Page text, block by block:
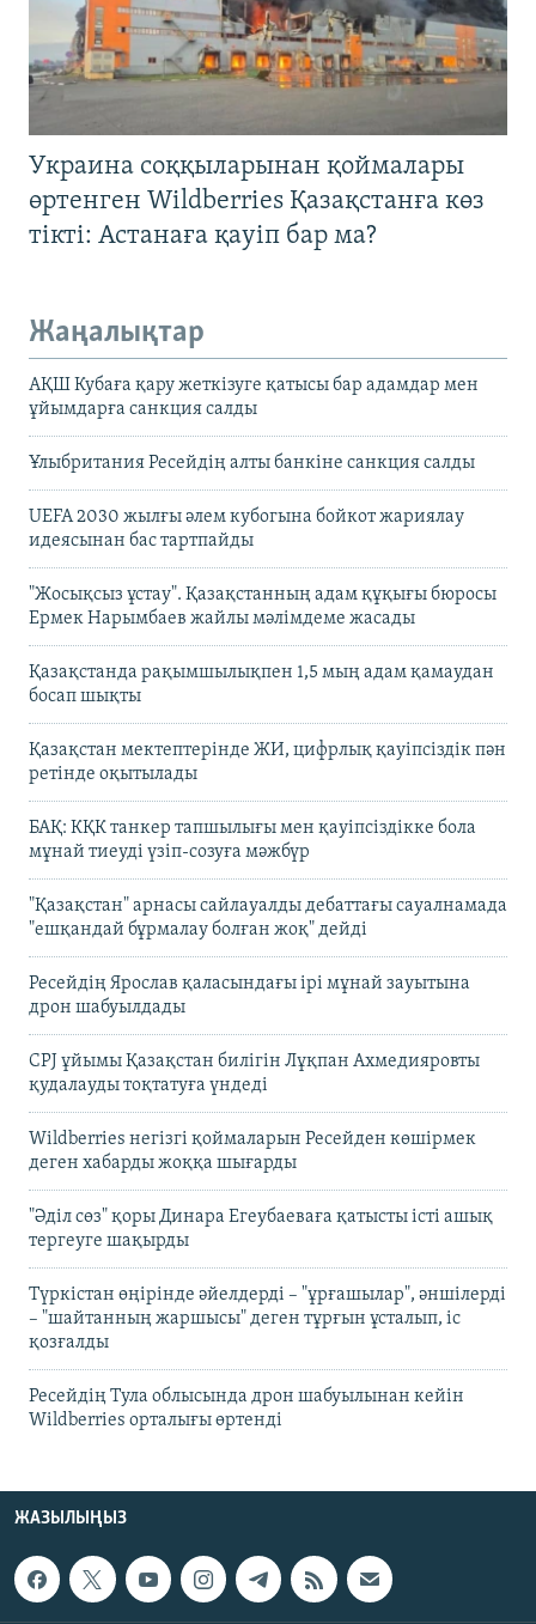
Украина соққыларынан қоймалары
өртенген Wildberries Қазақстанға көз
тікті: Астанаға қауіп бар ма?
Жаңалықтар
АҚШ Кубаға қару жеткізуге қатысы бар адамдар мен
ұйымдарға санкция салды
Ұлыбритания Ресейдің алты банкіне санкция салды
UEFA 2030 жылғы әлем кубогына бойкот жариялау
идеясынан бас тартпайды
"Жосықсыз ұстау". Қазақстанның адам құқығы бюросы
Ермек Нарымбаев жайлы мәлімдеме жасады
Қазақстанда рақымшылықпен 1,5 мың адам қамаудан
босап шықты
Қазақстан мектептерінде ЖИ, цифрлық қауіпсіздік пән
ретінде оқытылады
БАҚ: КҚК танкер тапшылығы мен қауіпсіздікке бола
мұнай тиеуді үзіп-созуға мәжбүр
"Қазақстан" арнасы сайлауалды дебаттағы сауалнамада
"ешқандай бұрмалау болған жоқ" дейді
Ресейдің Ярослав қаласындағы ірі мұнай зауытына
дрон шабуылдады
CPJ ұйымы Қазақстан билігін Лұқпан Ахмедияровты
қудалауды тоқтатуға үндеді
Wildberries негізгі қоймаларын Ресейден көшірмек
деген хабарды жоққа шығарды
"Әділ сөз" қоры Динара Егеубаеваға қатысты істі ашық
тергеуге шақырды
Түркістан өңірінде әйелдерді – "ұрғашылар", әншілерді
– "шайтанның жаршысы" деген тұрғын ұсталып, іс
қозғалды
Ресейдің Тула облысында дрон шабуылынан кейін
Wildberries орталығы өртенді
ЖАЗЫЛЫҢЫЗ